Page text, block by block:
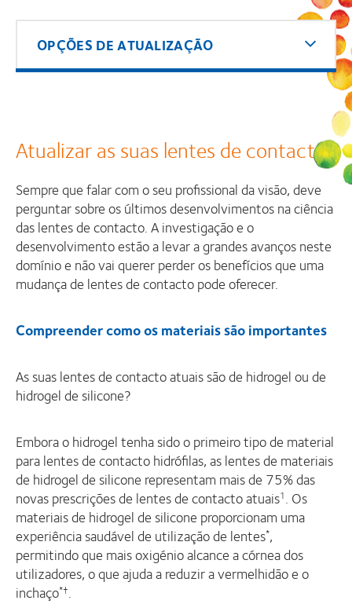
OPÇÕES DE ATUALIZAÇÃO
Atualizar as suas lentes de contacto
Sempre que falar com o seu profissional da visão, deve
perguntar sobre os últimos desenvolvimentos na ciência
das lentes de contacto. A investigação e o
desenvolvimento estão a levar a grandes avanços neste
domínio e não vai querer perder os benefícios que uma
mudança de lentes de contacto pode oferecer.
Compreender como os materiais são importantes
As suas lentes de contacto atuais são de hidrogel ou de
hidrogel de silicone?
Embora o hidrogel tenha sido o primeiro tipo de material
para lentes de contacto hidrófilas, as lentes de materiais
de hidrogel de silicone representam mais de 75% das
novas prescrições de lentes de contacto atuais1. Os
materiais de hidrogel de silicone proporcionam uma
experiência saudável de utilização de lentes*,
permitindo que mais oxigénio alcance a córnea dos
utilizadores, o que ajuda a reduzir a vermelhidão e o
inchaço*†.